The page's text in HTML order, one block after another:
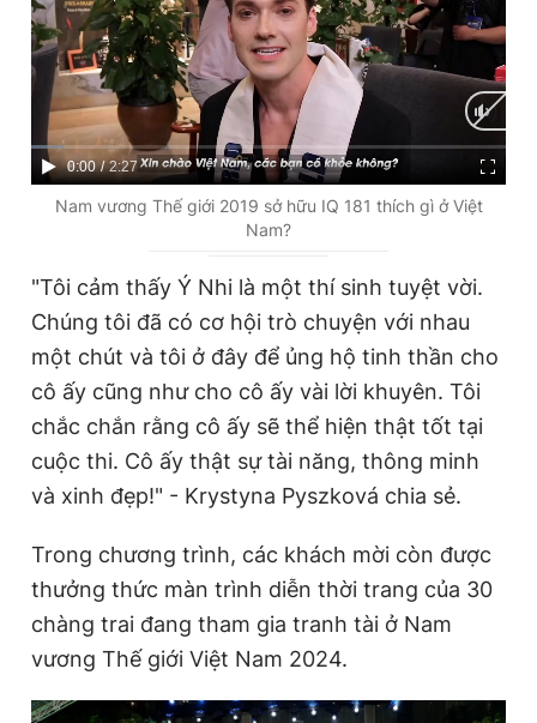
C
u
e
t
m
0:00 / D
u
i
o
n
2:27
Nam vương Thế giới 2019 sở hữu IQ 181 thích gì ở Việt
Nam?
"Tôi cảm thấy Ý Nhi là một thí sinh tuyệt vời.
Chúng tôi đã có cơ hội trò chuyện với nhau
một chút và tôi ở đây để ủng hộ tinh thần cho
cô ấy cũng như cho cô ấy vài lời khuyên. Tôi
chắc chắn rằng cô ấy sẽ thể hiện thật tốt tại
cuộc thi. Cô ấy thật sự tài năng, thông minh
và xinh đẹp!" - Krystyna Pyszková chia sẻ.
Trong chương trình, các khách mời còn được
thưởng thức màn trình diễn thời trang của 30
chàng trai đang tham gia tranh tài ở Nam
vương Thế giới Việt Nam 2024.